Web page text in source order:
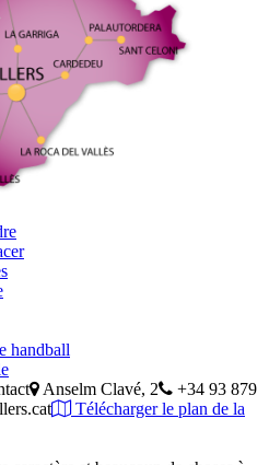
handball
Anselm Clavé, 2
+34 93 879
Télécharger le plan de la